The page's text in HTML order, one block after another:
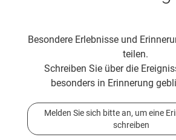
Besondere Erlebnisse und
teilen.
Schreiben Sie über die
besonders in Erinnerung
Melden Sie sich bitte an, um eine
schreiben